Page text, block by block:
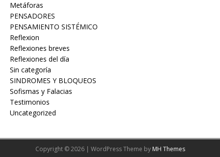
Metáforas
PENSADORES
PENSAMIENTO SISTÉMICO
Reflexion
Reflexiones breves
Reflexiones del día
Sin categoría
Sofismas y Falacias
Testimonios
Uncategorized
Copyright © 2026 | WordPress Theme by MH Themes